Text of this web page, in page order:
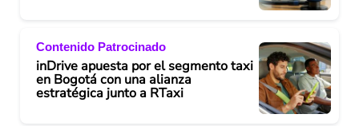
Contenido Patrocinado
inDrive apuesta por el segmento taxi
en Bogotá con una alianza
estratégica junto a RTaxi